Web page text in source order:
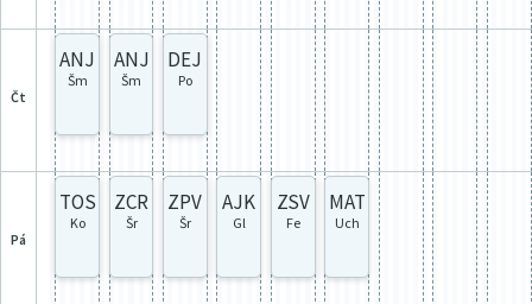
čt
ANJ
Šm
ANJ
Šm
DEJ
Po
pá
TOS
Ko
ZCR
Šr
ZPV
Šr
AJK
Gl
ZSV
Fe
MAT
Uch